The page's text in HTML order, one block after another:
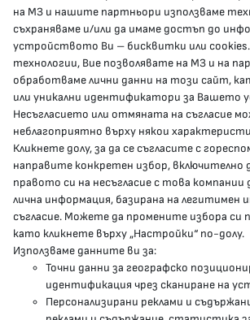
КОНТАКТИ
гр.София, 1000, пл. „Света
delovodstvo@mh.government.bg
presscenter@mh.government.bg
МЗ В СОЦИАЛНИТЕ МРЕЖИ
Facebook страница
Instragram профил
YouTube канал
Threads профил
на МЗ и нашите партньори използваме
съхраняваме и/или да имаме достъп до
устройството Ви – бисквитки или
технологии, Вие позволявате на МЗ и на
обработваме лични данни на този сайт,
или уникални идентификатори за Вашето
Несъгласието или отмяната на съгласие
неблагоприятно върху някои
Кликнете долу, за да се съгласите с
направите конкретен избор, включително
правото си на несъгласие с това
лична информация, базирана на легитимен
съгласие. Можете да промените избора си
като кликнете върху „Настройки“ по-долу.
Използваме данните ви за:
Точни данни за географско
идентификация чрез сканиране на
Персонализирани реклами и